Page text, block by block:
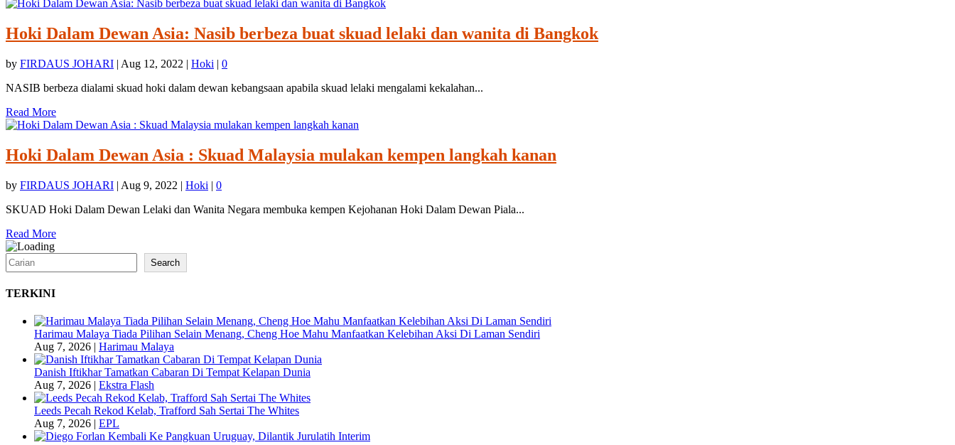
Hoki Dalam Dewan Asia: Nasib berbeza buat skuad lelaki dan wanita di Bangkok
by FIRDAUS JOHARI | Aug 12, 2022 | Hoki | 0
NASIB berbeza dialami skuad hoki dalam dewan kebangsaan apabila skuad lelaki mengalami kekalahan...
Read More
Hoki Dalam Dewan Asia : Skuad Malaysia mulakan kempen langkah kanan
by FIRDAUS JOHARI | Aug 9, 2022 | Hoki | 0
SKUAD Hoki Dalam Dewan Lelaki dan Wanita Negara membuka kempen Kejohanan Hoki Dalam Dewan Piala...
Read More
Search Search
TERKINI
Harimau Malaya Tiada Pilihan Selain Menang, Cheng Hoe Mahu Manfaatkan Kelebihan Aksi Di Laman Sendiri
Aug 7, 2026 | Harimau Malaya
Danish Iftikhar Tamatkan Cabaran Di Tempat Kelapan Dunia
Aug 7, 2026 | Ekstra Flash
Leeds Pecah Rekod Kelab, Trafford Sah Sertai The Whites
Aug 7, 2026 | EPL